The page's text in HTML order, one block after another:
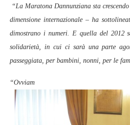
“La Maratona Dannunziana sta
dimensione internazionale – ha
dimostrano i numeri. E quella del 2012
solidarietà, in cui ci sarà una parte
passeggiata, per bambini, nonni, per le
“Ovviam